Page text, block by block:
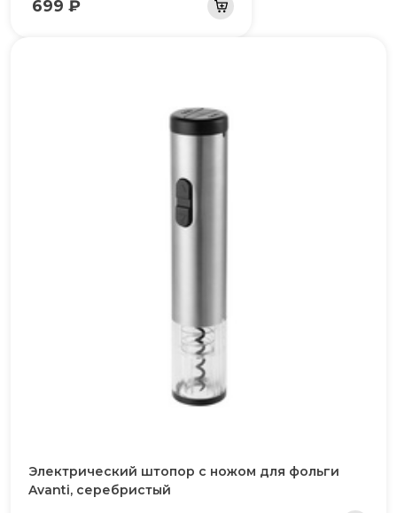
699 ₽
Электрический штопор с ножом для фольги
Avanti, серебристый